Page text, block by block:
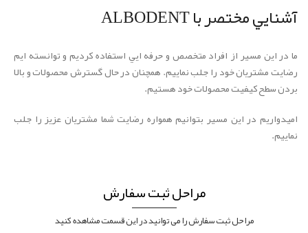
آشنايي مختصر با ALBODENT
ما در اين مسير از افراد متخصص و حرفه ايي استفاده کرديم و توانسته ايم
رضايت مشتريان خود را جلب نماييم. همچنان در حال گسترش محصولات و بالا
بردن سطح کيفيت محصولات خود هستيم.
اميدواريم در اين مسير بتوانيم همواره رضايت شما مشتريان عزيز را جلب
نماييم.
مراحل ثبت سفارش
مراحل ثبت سفارش را می توانید در این قسمت مشاهده کنید